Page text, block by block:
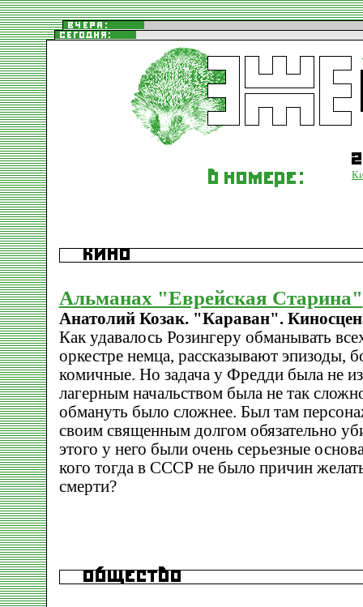
Альманах "Еврейская Старина"
Анатолий Козак. "Караван".
Как удавалось Розингеру обманывать
оркестре немца, рассказывают эпизоды,
комичные. Но задача у Фредди была не
лагерным начальством была не так
обмануть было сложнее. Был там
своим священным долгом обязательно
этого у него были очень серьезные
кого тогда в СССР не было причин
смерти?